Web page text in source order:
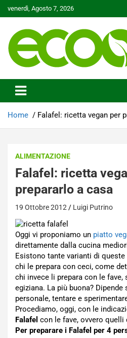
to
venerdì, Agosto 7, 2026
Ecoo.it
Home Falafel: ricetta vegan per
ALIMENTAZIONE
Falafel: ricetta
prepararlo a casa
19 Ottobre 2012 Luigi Putrino
Oggi vi proponiamo un piatto
direttamente dalla cucina
Esistono tante varianti di queste
chi le prepara con ceci, come
chi invece li prepara con le
egiziana. La più buona?
personale, tentare e
Procediamo, oggi, con le
Falafel con le fave, ovvero quelli
Per preparare i Falafel per 4